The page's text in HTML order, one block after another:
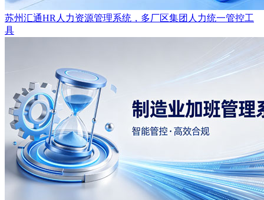
苏州汇通HR人力资源管理系统，多厂区集团人力统一管控工
具